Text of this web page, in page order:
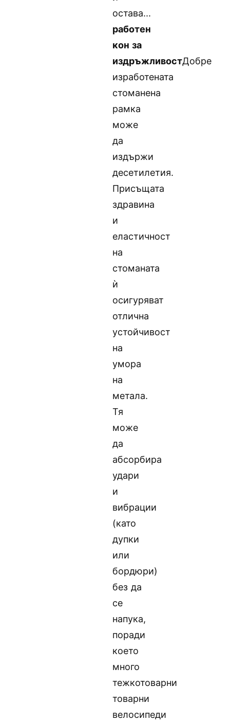
остава...
работен
кон за
издръжливостДобре
изработената
стоманена
рамка
може
да
издържи
десетилетия.
Присъщата
здравина
и
еластичност
на
стоманата
ѝ
осигуряват
отлична
устойчивост
на
умора
на
метала.
Тя
може
да
абсорбира
удари
и
вибрации
(като
дупки
или
бордюри)
без да
се
напука,
поради
което
много
тежкотоварни
товарни
велосипеди